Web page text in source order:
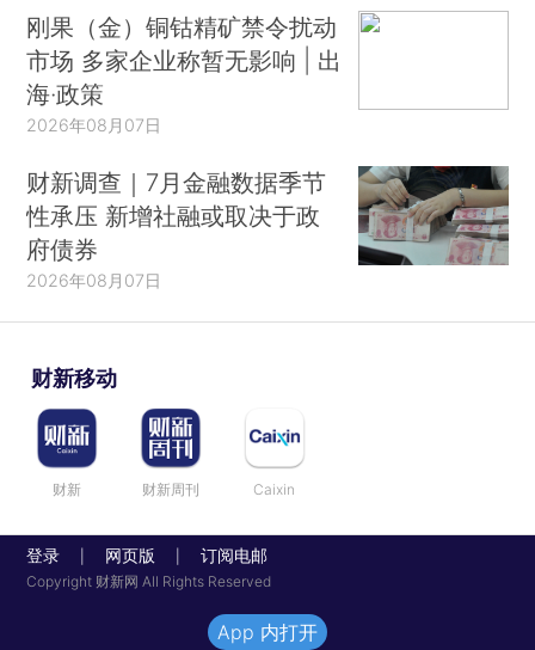
刚果（金）铜钴精矿禁令扰动
市场 多家企业称暂无影响 | 出
海·政策
2026年08月07日
财新调查｜7月金融数据季节
性承压 新增社融或取决于政
府债券
2026年08月07日
财新移动
财新 财新周刊 Caixin
登录 网页版 订阅电邮
Copyright 财新网 All Rights Reserved
App 内打开